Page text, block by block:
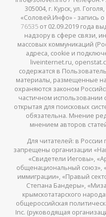
305004, г. Курск, ул.
«Соловей.Инфо» - запись
76535от 02.09.2019 года
надзору в сфере связи,
массовых коммуникаций
адреса, cookie и
liveinternet.ru,
содержатся в
материалы, размещенные
охраняются законом
частичном использовании
открытая для поисковых
обязательна. Мнение
мнением авторов
Для читателей: в России
запрещены организации
«Свидетели Иеговы»,
общенациональный союз»,
иммиграции», «Правый
Степана Бандеры»,
крымскотатарского
общероссийская
Inc. (руководящая